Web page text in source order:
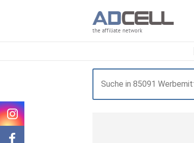
the affiliate network